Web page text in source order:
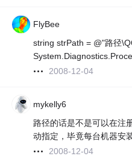
FlyBee
string strPath = @"路径
2008-12-04
mykelly6
路径的话是不是可以在注
动指定，毕竟每台机器安
2008-12-04